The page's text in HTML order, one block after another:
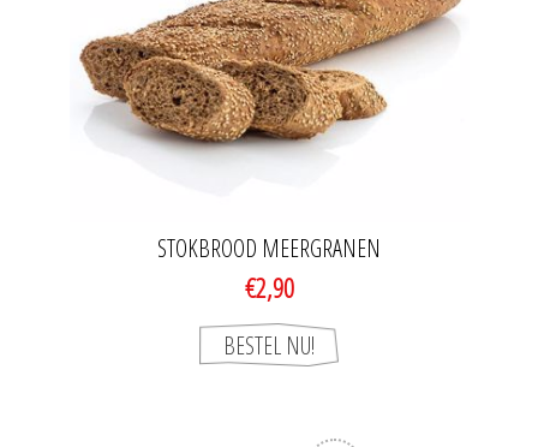
STOKBROOD MEERGRANEN
€2,90